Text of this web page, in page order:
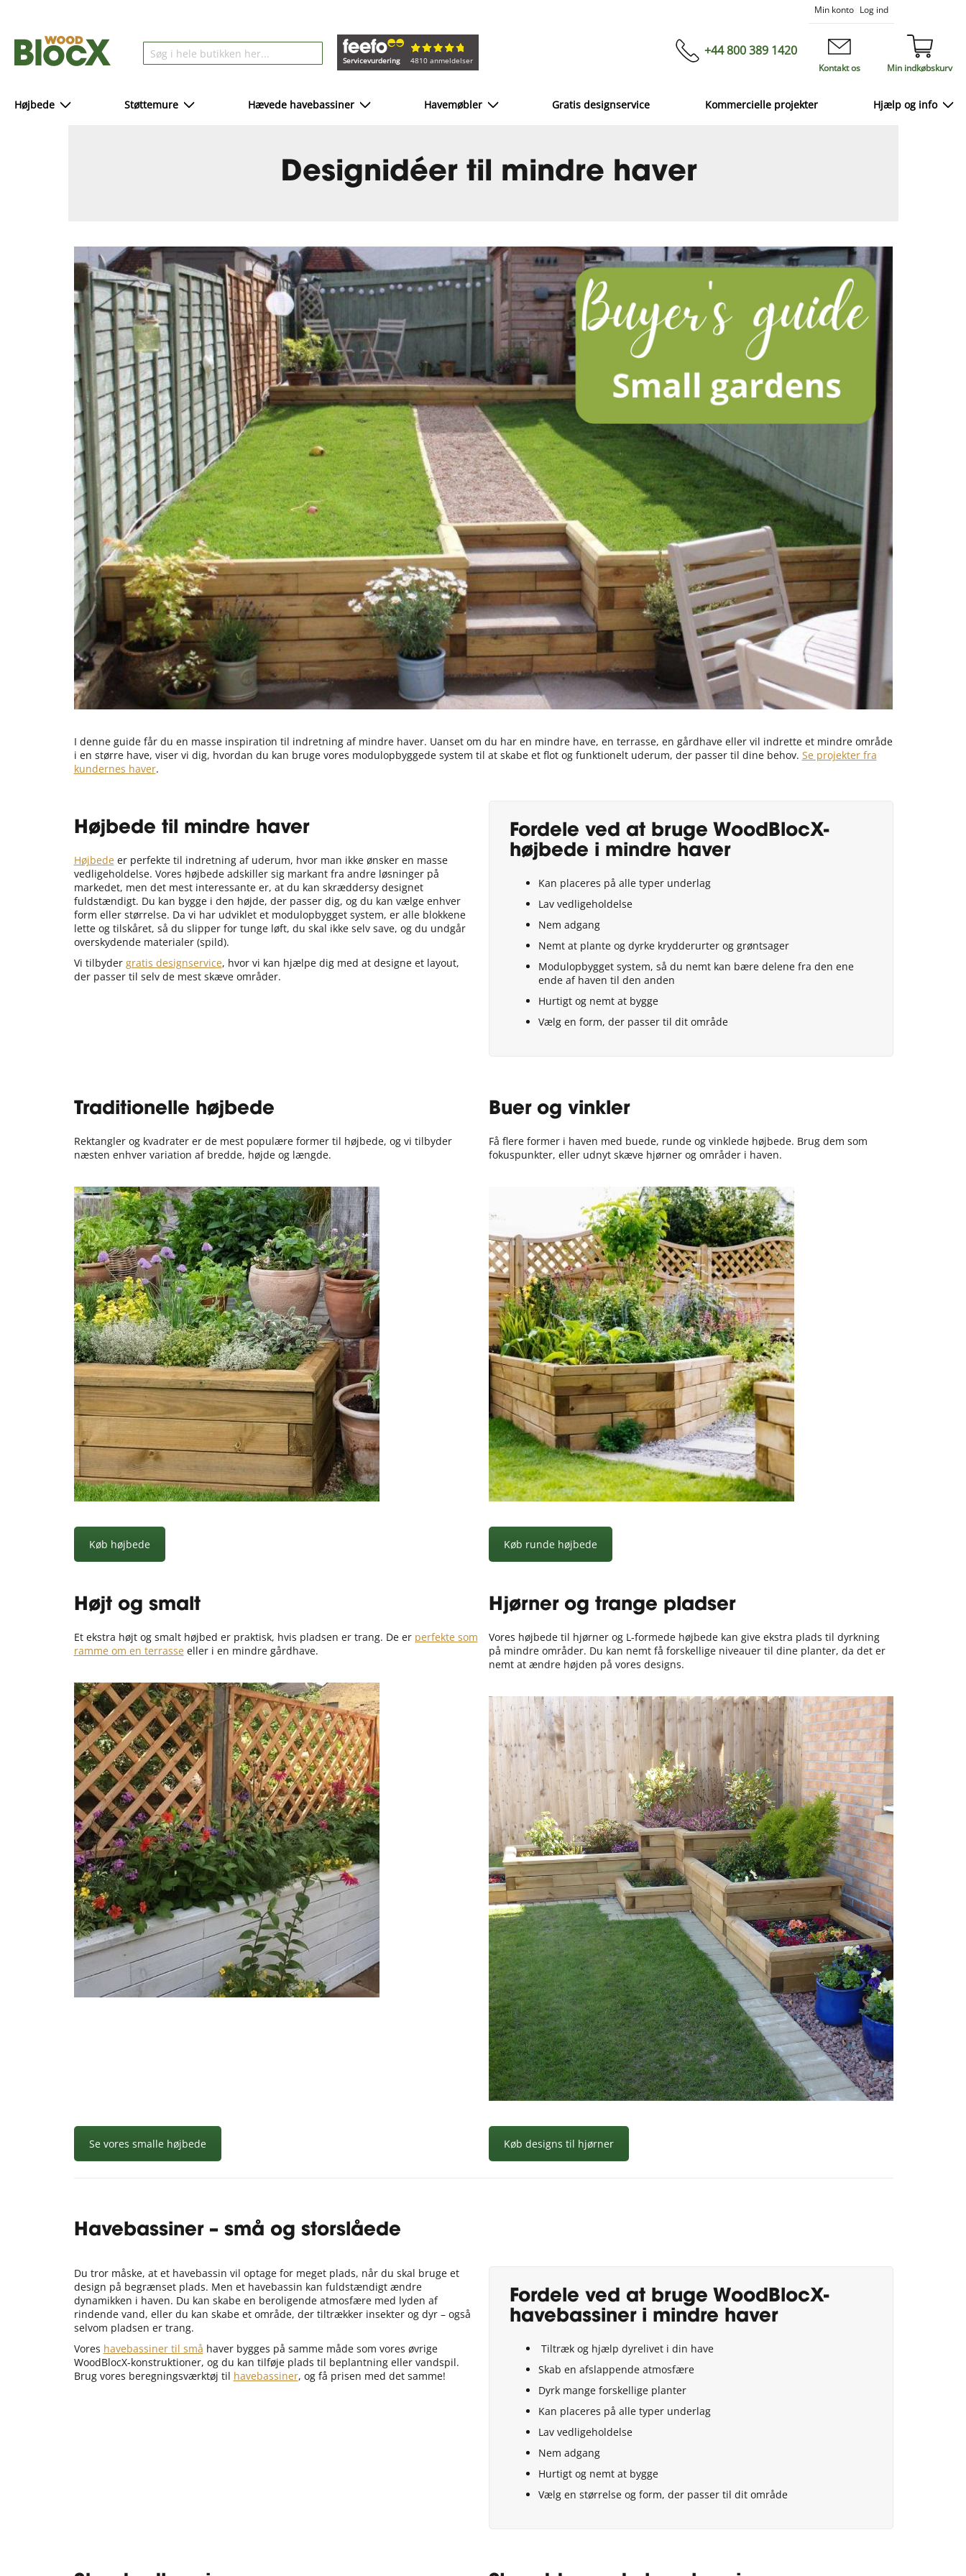
Min konto Log ind
Skip
Content
Min indkøbskurv
Servicevurdering 4810 anmeldelser
+44 800 389 1420
Kontakt os
Højbede Støttemure Hævede havebassiner Havemøbler Gratis designservice Kommercielle projekter Hjælp og info
Designidéer til mindre haver
I denne guide får du en masse inspiration til indretning af mindre haver. Uanset om du har en mindre have, en terrasse, en gårdhave eller vil indrette et mindre område
i en større have, viser vi dig, hvordan du kan bruge vores modulopbyggede system til at skabe et flot og funktionelt uderum, der passer til dine behov. Se projekter fra
kundernes haver.
Højbede til mindre haver
Højbedeer perfekte til indretning af uderum, hvor man ikke ønsker en masse
vedligeholdelse. Vores højbede adskiller sig markant fra andre løsninger på
markedet, men det mest interessante er, at du kan skræddersy designet
fuldstændigt. Du kan bygge i den højde, der passer dig, og du kan vælge enhver
form eller størrelse. Da vi har udviklet et modulopbygget system, er alle blokkene
lette og tilskåret, så du slipper for tunge løft, du skal ikke selv save, og du undgår
overskydende materialer (spild).
Vi tilbyder gratis designservice, hvor vi kan hjælpe dig med at designe et layout,
der passer til selv de mest skæve områder.
Fordele ved at bruge WoodBlocX-
højbede i mindre haver
Kan placeres på alle typer underlag
Lav vedligeholdelse
Nem adgang
Nemt at plante og dyrke krydderurter og grøntsager
Modulopbygget system, så du nemt kan bære delene fra den ene
ende af haven til den anden
Hurtigt og nemt at bygge
Vælg en form, der passer til dit område
Traditionelle højbede
Rektangler og kvadrater er de mest populære former til højbede, og vi tilbyder
næsten enhver variation af bredde, højde og længde.
Buer og vinkler
Få flere former i haven med buede, runde og vinklede højbede. Brug dem som
fokuspunkter, eller udnyt skæve hjørner og områder i haven.
Køb højbede Køb runde højbede
Højt og smalt
Et ekstra højt og smalt højbed er praktisk, hvis pladsen er trang. De er perfekte som
ramme om en terrasseeller i en mindre gårdhave.
Hjørner og trange pladser
Vores højbede til hjørner og L-formede højbede kan give ekstra plads til dyrkning
på mindre områder. Du kan nemt få forskellige niveauer til dine planter, da det er
nemt at ændre højden på vores designs.
Se vores smalle højbede Køb designs til hjørner
Havebassiner – små og storslåede
Du tror måske, at et havebassin vil optage for meget plads, når du skal bruge et
design på begrænset plads. Men et havebassin kan fuldstændigt ændre
dynamikken i haven. Du kan skabe en beroligende atmosfære med lyden af
rindende vand, eller du kan skabe et område, der tiltrækker insekter og dyr – også
selvom pladsen er trang.
Vores havebassiner til små haver bygges på samme måde som vores øvrige
WoodBlocX-konstruktioner, og du kan tilføje plads til beplantning eller vandspil.
Brug vores beregningsværktøj til havebassiner, og få prisen med det samme!
Fordele ved at bruge WoodBlocX-
havebassiner i mindre haver
Tiltræk og hjælp dyrelivet i din have
Skab en afslappende atmosfære
Dyrk mange forskellige planter
Kan placeres på alle typer underlag
Lav vedligeholdelse
Nem adgang
Hurtigt og nemt at bygge
Vælg en størrelse og form, der passer til dit område